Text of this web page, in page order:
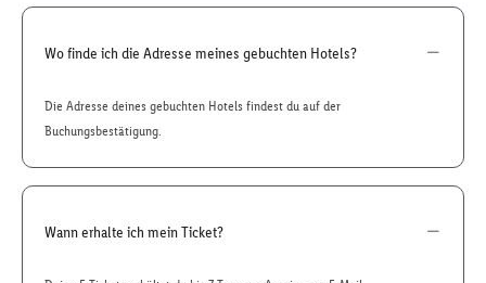
Wo finde ich die Adresse meines gebuchten Hotels?
Die Adresse deines gebuchten Hotels findest du auf der
Buchungsbestätigung.
Wann erhalte ich mein Ticket?